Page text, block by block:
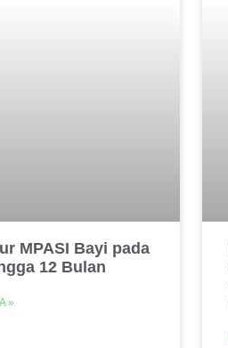
MPASI Bayi pada
12 Bulan
»